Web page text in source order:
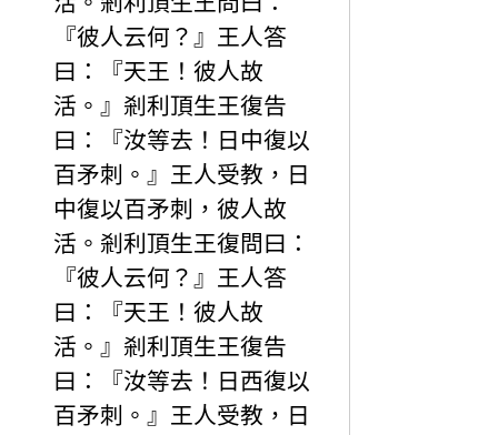
『彼人云何？』王人答
曰：『天王！彼人故
活。』剎利頂生王復告
曰：『汝等去！日中復以
百矛刺。』王人受教，日
中復以百矛刺，彼人故
活。剎利頂生王復問曰：
『彼人云何？』王人答
曰：『天王！彼人故
活。』剎利頂生王復告
曰：『汝等去！日西復以
百矛刺。』王人受教，日